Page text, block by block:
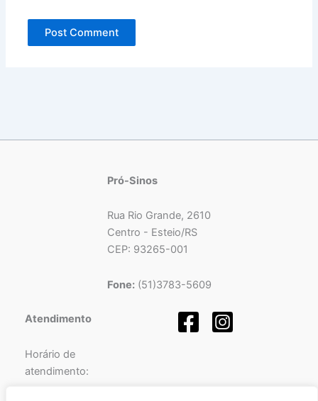
Pró-Sinos
Rua Rio Grande, 2610
Centro - Esteio/RS
CEP: 93265-001
Fone:(51)3783-5609
Atendimento
Horário de
atendimento: